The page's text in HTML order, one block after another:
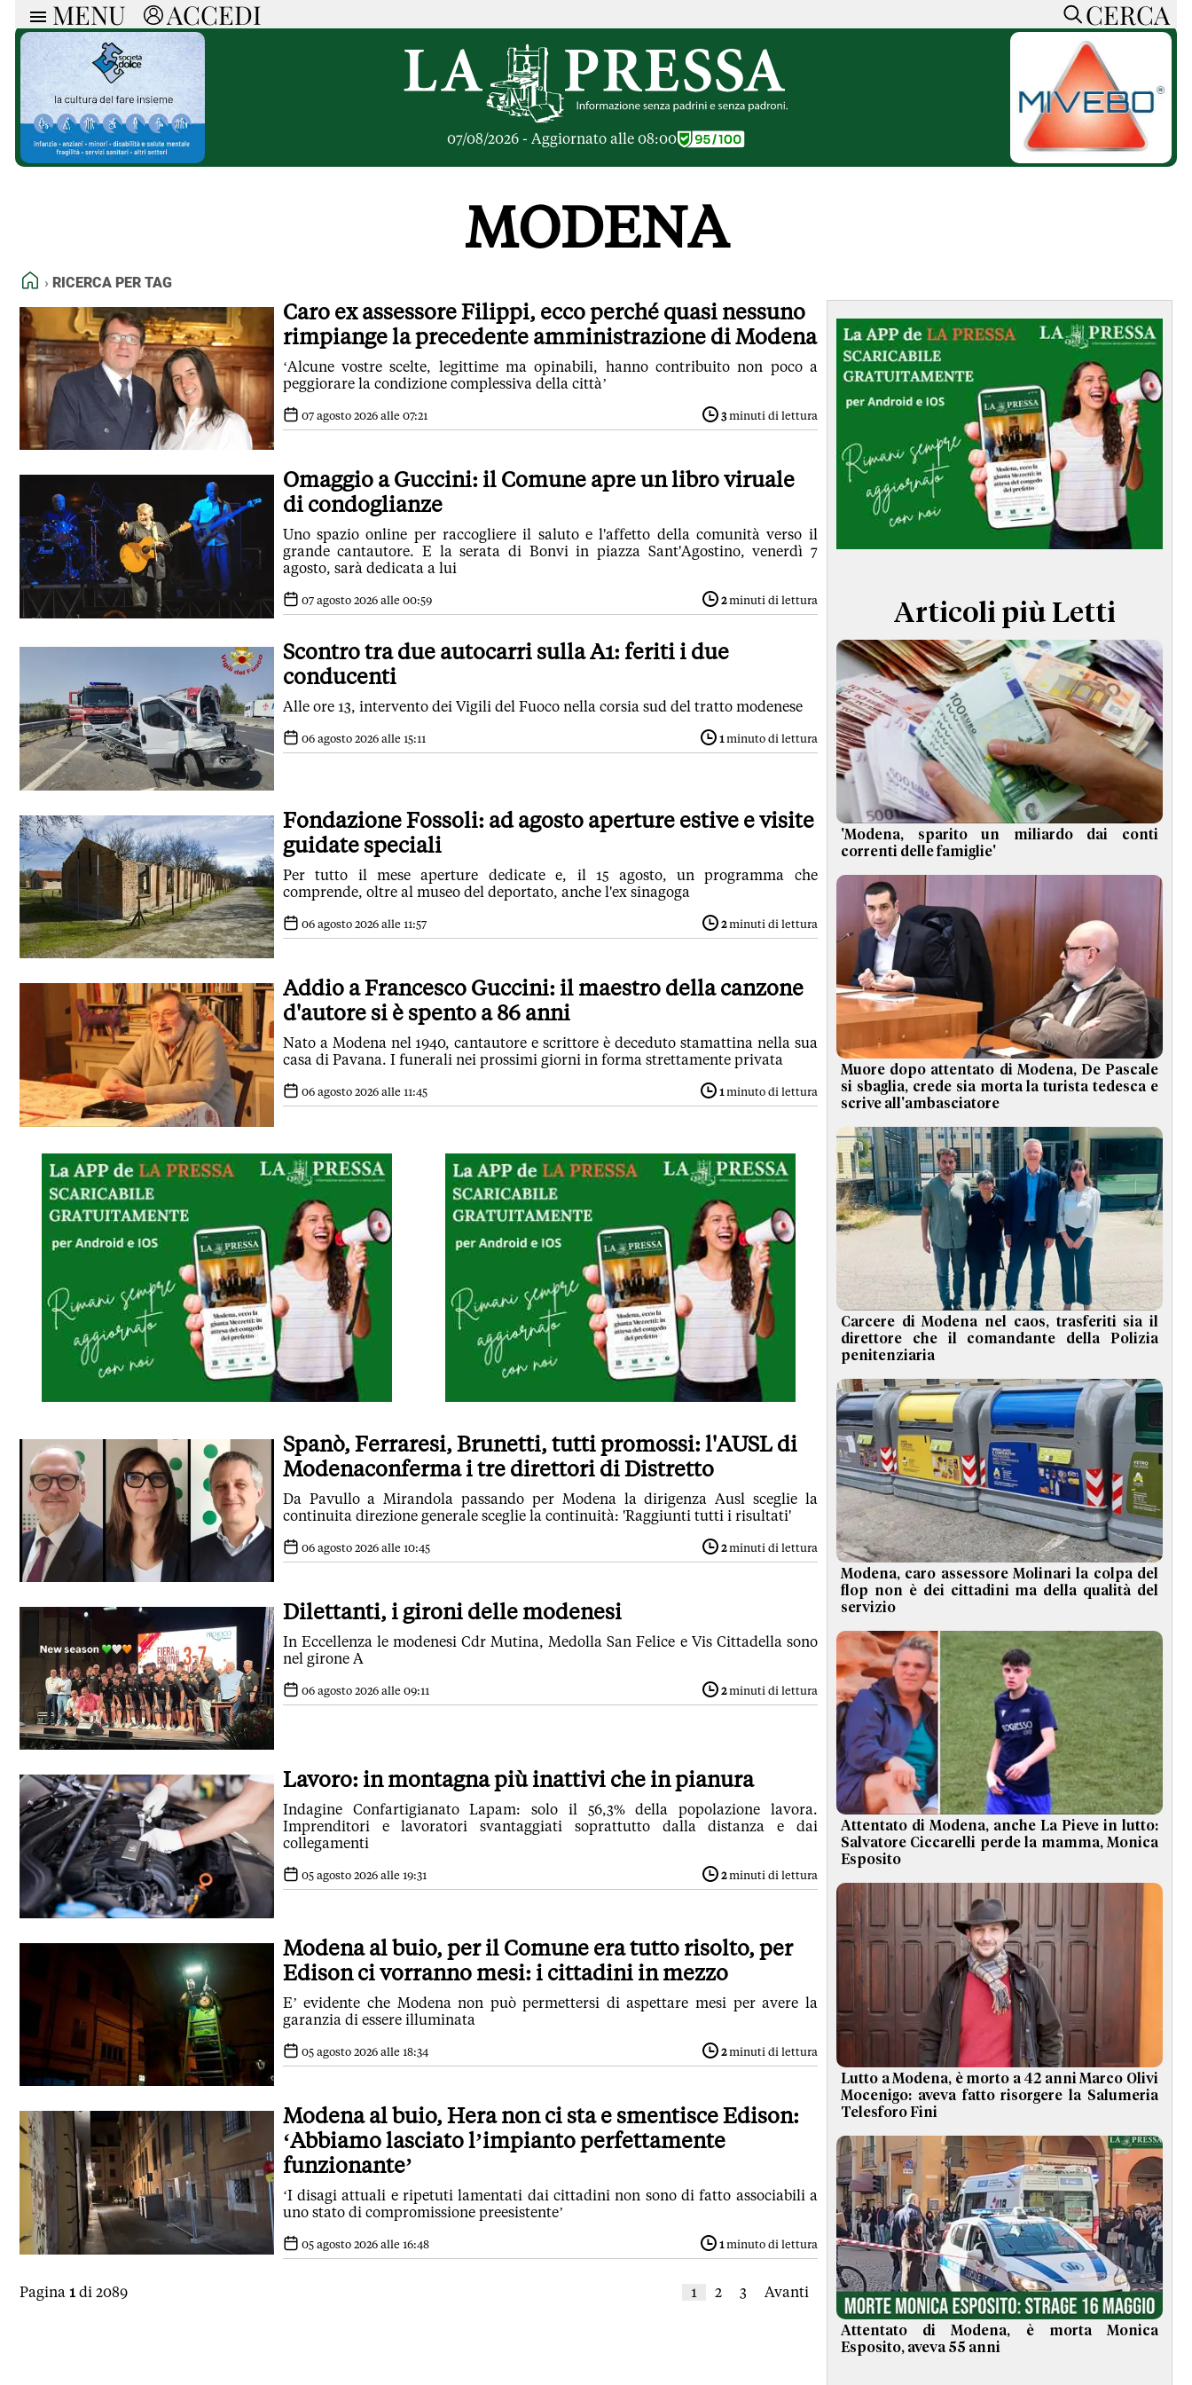
MENU ACCEDI CERCA
ARTICOLI
Politica
Economia
Società
La Nera
Che Cultura
Tutti gli Articoli
RUBRICHE
Ruote Libere
Dossier Inceneritore
Dossier Cave
Consigli di investimento
Tutte le Rubriche
OPINIONI
Lettere al Direttore
Parola d'Autore
Il Galeotto
Cronache Pandemiche
Tutte le Opinioni
Opinioni
Rubriche
Tutti gli Articoli
ACCEDI o REGISTRATI
SOSTIENI LA PRESSA
MAPPA DEL SITO
NORMATIVE
DEONTOLOGICHE
TERMINI e CONDIZIONI
Ricerca
CERCA
07/08/2026 - Aggiornato alle 08:00
MODENA
HOME
RICERCA PER TAG
Caro ex assessore Filippi, ecco perché quasi nessuno
rimpiange la precedente amministrazione di Modena
‘Alcune vostre scelte, legittime ma opinabili, hanno contribuito non poco a
peggiorare la condizione complessiva della città’
07 agosto 2026 alle 07:21 3minuti di lettura
Omaggio a Guccini: il Comune apre un libro viruale
di condoglianze
Uno spazio online per raccogliere il saluto e l'affetto della comunità verso il
grande cantautore. E la serata di Bonvi in piazza Sant'Agostino, venerdì 7
agosto, sarà dedicata a lui
07 agosto 2026 alle 00:59 2minuti di lettura
Scontro tra due autocarri sulla A1: feriti i due
conducenti
Alle ore 13, intervento dei Vigili del Fuoco nella corsia sud del tratto modenese
06 agosto 2026 alle 15:11 1minuto di lettura
Fondazione Fossoli: ad agosto aperture estive e visite
guidate speciali
Per tutto il mese aperture dedicate e, il 15 agosto, un programma che
comprende, oltre al museo del deportato, anche l'ex sinagoga
06 agosto 2026 alle 11:57 2minuti di lettura
Addio a Francesco Guccini: il maestro della canzone
d'autore si è spento a 86 anni
Nato a Modena nel 1940, cantautore e scrittore è deceduto stamattina nella sua
casa di Pavana. I funerali nei prossimi giorni in forma strettamente privata
06 agosto 2026 alle 11:45 1minuto di lettura
Spanò, Ferraresi, Brunetti, tutti promossi: l'AUSL di
Modenaconferma i tre direttori di Distretto
Da Pavullo a Mirandola passando per Modena la dirigenza Ausl sceglie la
continuita direzione generale sceglie la continuità: 'Raggiunti tutti i risultati'
06 agosto 2026 alle 10:45 2minuti di lettura
Dilettanti, i gironi delle modenesi
In Eccellenza le modenesi Cdr Mutina, Medolla San Felice e Vis Cittadella sono
nel girone A
06 agosto 2026 alle 09:11 2minuti di lettura
Lavoro: in montagna più inattivi che in pianura
Indagine Confartigianato Lapam: solo il 56,3% della popolazione lavora.
Imprenditori e lavoratori svantaggiati soprattutto dalla distanza e dai
collegamenti
05 agosto 2026 alle 19:31 2minuti di lettura
Modena al buio, per il Comune era tutto risolto, per
Edison ci vorranno mesi: i cittadini in mezzo
E’ evidente che Modena non può permettersi di aspettare mesi per avere la
garanzia di essere illuminata
05 agosto 2026 alle 18:34 2minuti di lettura
Modena al buio, Hera non ci sta e smentisce Edison:
‘Abbiamo lasciato l’impianto perfettamente
funzionante’
‘I disagi attuali e ripetuti lamentati dai cittadini non sono di fatto associabili a
uno stato di compromissione preesistente’
05 agosto 2026 alle 16:48 1minuto di lettura
Pagina 1 di 2089 1 2 3 Avanti
Articoli più Letti
'Modena, sparito un miliardo dai conti
correnti delle famiglie'
Muore dopo attentato di Modena, De Pascale
si sbaglia, crede sia morta la turista tedesca e
scrive all'ambasciatore
Carcere di Modena nel caos, trasferiti sia il
direttore che il comandante della Polizia
penitenziaria
Modena, caro assessore Molinari la colpa del
flop non è dei cittadini ma della qualità del
servizio
Attentato di Modena, anche La Pieve in lutto:
Salvatore Ciccarelli perde la mamma, Monica
Esposito
Lutto a Modena, è morto a 42 anni Marco Olivi
Mocenigo: aveva fatto risorgere la Salumeria
Telesforo Fini
Attentato di Modena, è morta Monica
Esposito, aveva 55 anni